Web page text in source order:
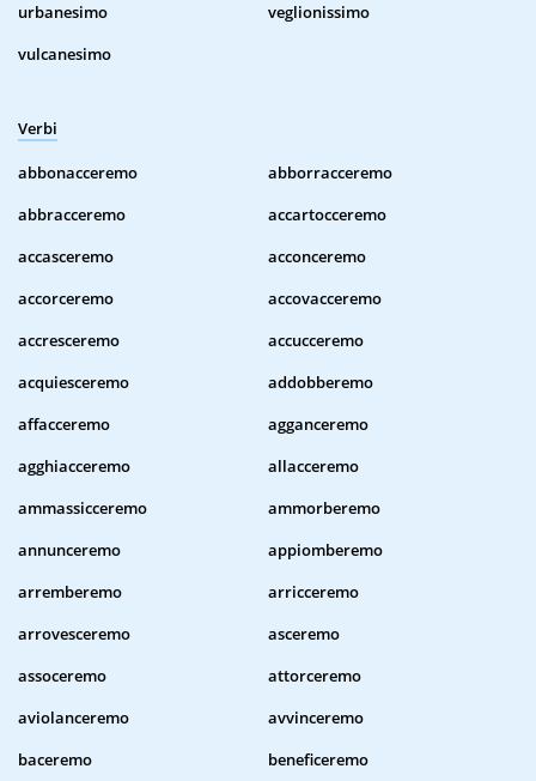
urbanesimo
veglionissimo
vulcanesimo
Verbi
abbonacceremo
abborracceremo
abbracceremo
accartocceremo
accasceremo
acconceremo
accorceremo
accovacceremo
accresceremo
accucceremo
acquiesceremo
addobberemo
affacceremo
agganceremo
agghiacceremo
allacceremo
ammassicceremo
ammorberemo
annunceremo
appiomberemo
arremberemo
arricceremo
arrovesceremo
asceremo
assoceremo
attorceremo
aviolanceremo
avvinceremo
baceremo
beneficeremo